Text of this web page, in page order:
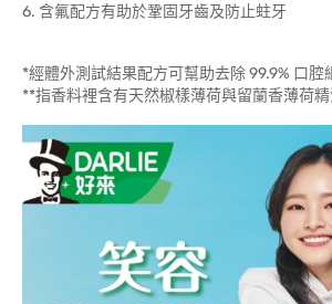
6. 含氟配方有助於鞏固牙齒及防止蛀牙
*經體外測試結果配方可幫助去除 99.9% 口腔
**指香料裡含有天然椒樣薄荷與留蘭香薄荷精